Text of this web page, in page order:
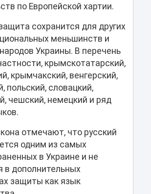
по Европейской хартии.
сохранится для других
меньшинств и
Украины. В перечень
крымскотатарский,
крымчакский, венгерский,
польский, словацкий,
чешский, немецкий и ряд
отмечают, что русский
одним из самых
в Украине и не
в дополнительных
защиты как язык